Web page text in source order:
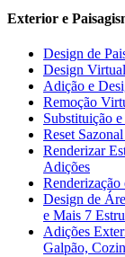
Exterior e
Design de
Design
Adição e
Remoção
Substituição
Reset
Renderizar
Adições
Renderização
Design de
e Mais 7
Adições
Galpão,